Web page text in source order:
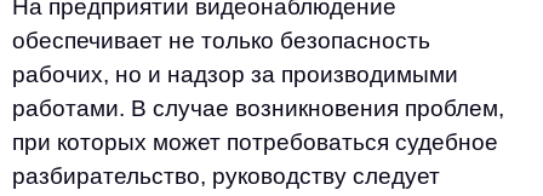
На предприятии видеонаблюдение
обеспечивает не только безопасность
рабочих, но и надзор за производимыми
работами. В случае возникновения проблем,
при которых может потребоваться судебное
разбирательство, руководству следует